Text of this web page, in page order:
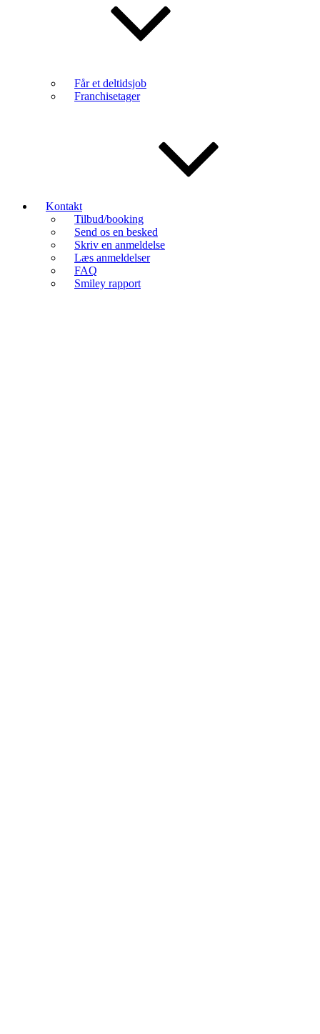
Får et deltidsjob
Franchisetager
Kontakt
Tilbud/booking
Send os en besked
Skriv en anmeldelse
Læs anmeldelser
FAQ
Smiley rapport